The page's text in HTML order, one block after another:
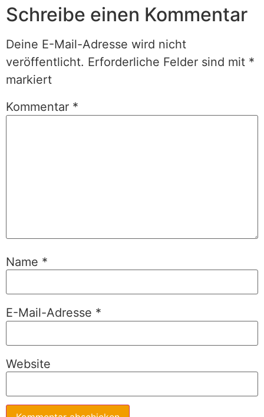
Schreibe einen Kommentar
Deine E-Mail-Adresse wird nicht
veröffentlicht. Erforderliche Felder sind mit *
markiert
Kommentar *
Name *
E-Mail-Adresse *
Website